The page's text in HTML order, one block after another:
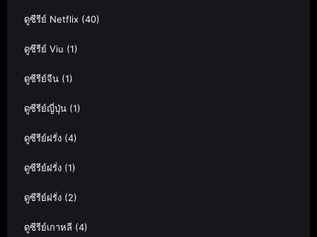
ดูซีรีย์ Netflix (40)
ดูซีรีย์ Viu (1)
ดูซีรีย์จีน (1)
ดูซีรีย์ญี่ปุ่น (1)
ดูซีรีย์ฝรั่ง (4)
ดูซีรีย์ฝรั่ง (1)
ดูซีรีย์ฝรั่ง (2)
ดูซีรีย์เกาหลี (4)